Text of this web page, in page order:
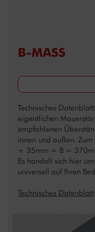
B-MASS
Technisches Datenblatt
eigentlichen
empfohlenen
innen und außen.
+ 35mm = B =
Es handelt sich hier
universell auf Ihren
Technisches Datenblatt